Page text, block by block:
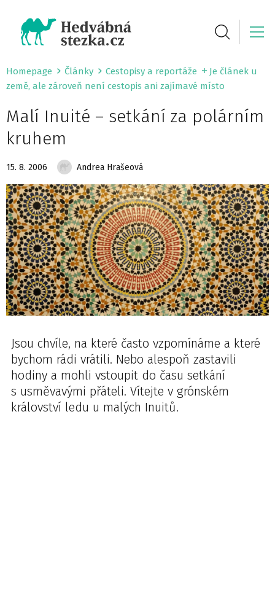
Homepage Články Cestopisy a reportáže
Je článek u
země, ale zároveň není cestopis ani zajímavé místo
Malí Inuité – setkání za polárním
kruhem
15. 8. 2006 Andrea Hrašeová
Jsou chvíle, na které často vzpomínáme a které
bychom rádi vrátili. Nebo alespoň zastavili
hodiny a mohli vstoupit do času setkání
s usměvavými přáteli. Vítejte v grónském
království ledu u malých Inuitů.